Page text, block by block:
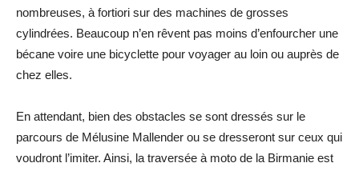
nombreuses, à fortiori sur des machines de grosses
cylindrées. Beaucoup n’en rêvent pas moins d’enfourcher une
bécane voire une bicyclette pour voyager au loin ou auprès de
chez elles.
En attendant, bien des obstacles se sont dressés sur le
parcours de Mélusine Mallender ou se dresseront sur ceux qui
voudront l’imiter. Ainsi, la traversée à moto de la Birmanie est